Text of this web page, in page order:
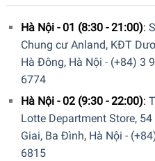
Hà Nội - 01 (8:30 - 21:00):
Chung cư Anland, KĐT
Hà Đông, Hà Nội - (+84) 3
6774
Hà Nội - 02 (9:30 - 22:00):
Lotte Department Store, 54
Giai, Ba Đình, Hà Nội -
6815